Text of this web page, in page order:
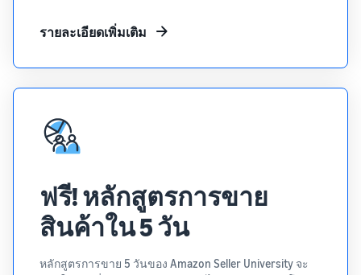
รายละเอียดเพิ่มเติม
ฟรี! หลักสูตรการขาย
สินค้าใน 5 วัน
หลักสูตรการขาย 5 วันของ Amazon Seller University จะ